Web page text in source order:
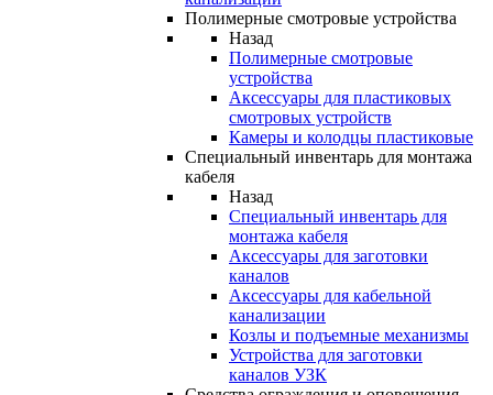
Полимерные смотровые устройства
Назад
Полимерные смотровые
устройства
Аксессуары для пластиковых
смотровых устройств
Камеры и колодцы пластиковые
Специальный инвентарь для монтажа
кабеля
Назад
Специальный инвентарь для
монтажа кабеля
Аксессуары для заготовки
каналов
Аксессуары для кабельной
канализации
Козлы и подъемные механизмы
Устройства для заготовки
каналов УЗК